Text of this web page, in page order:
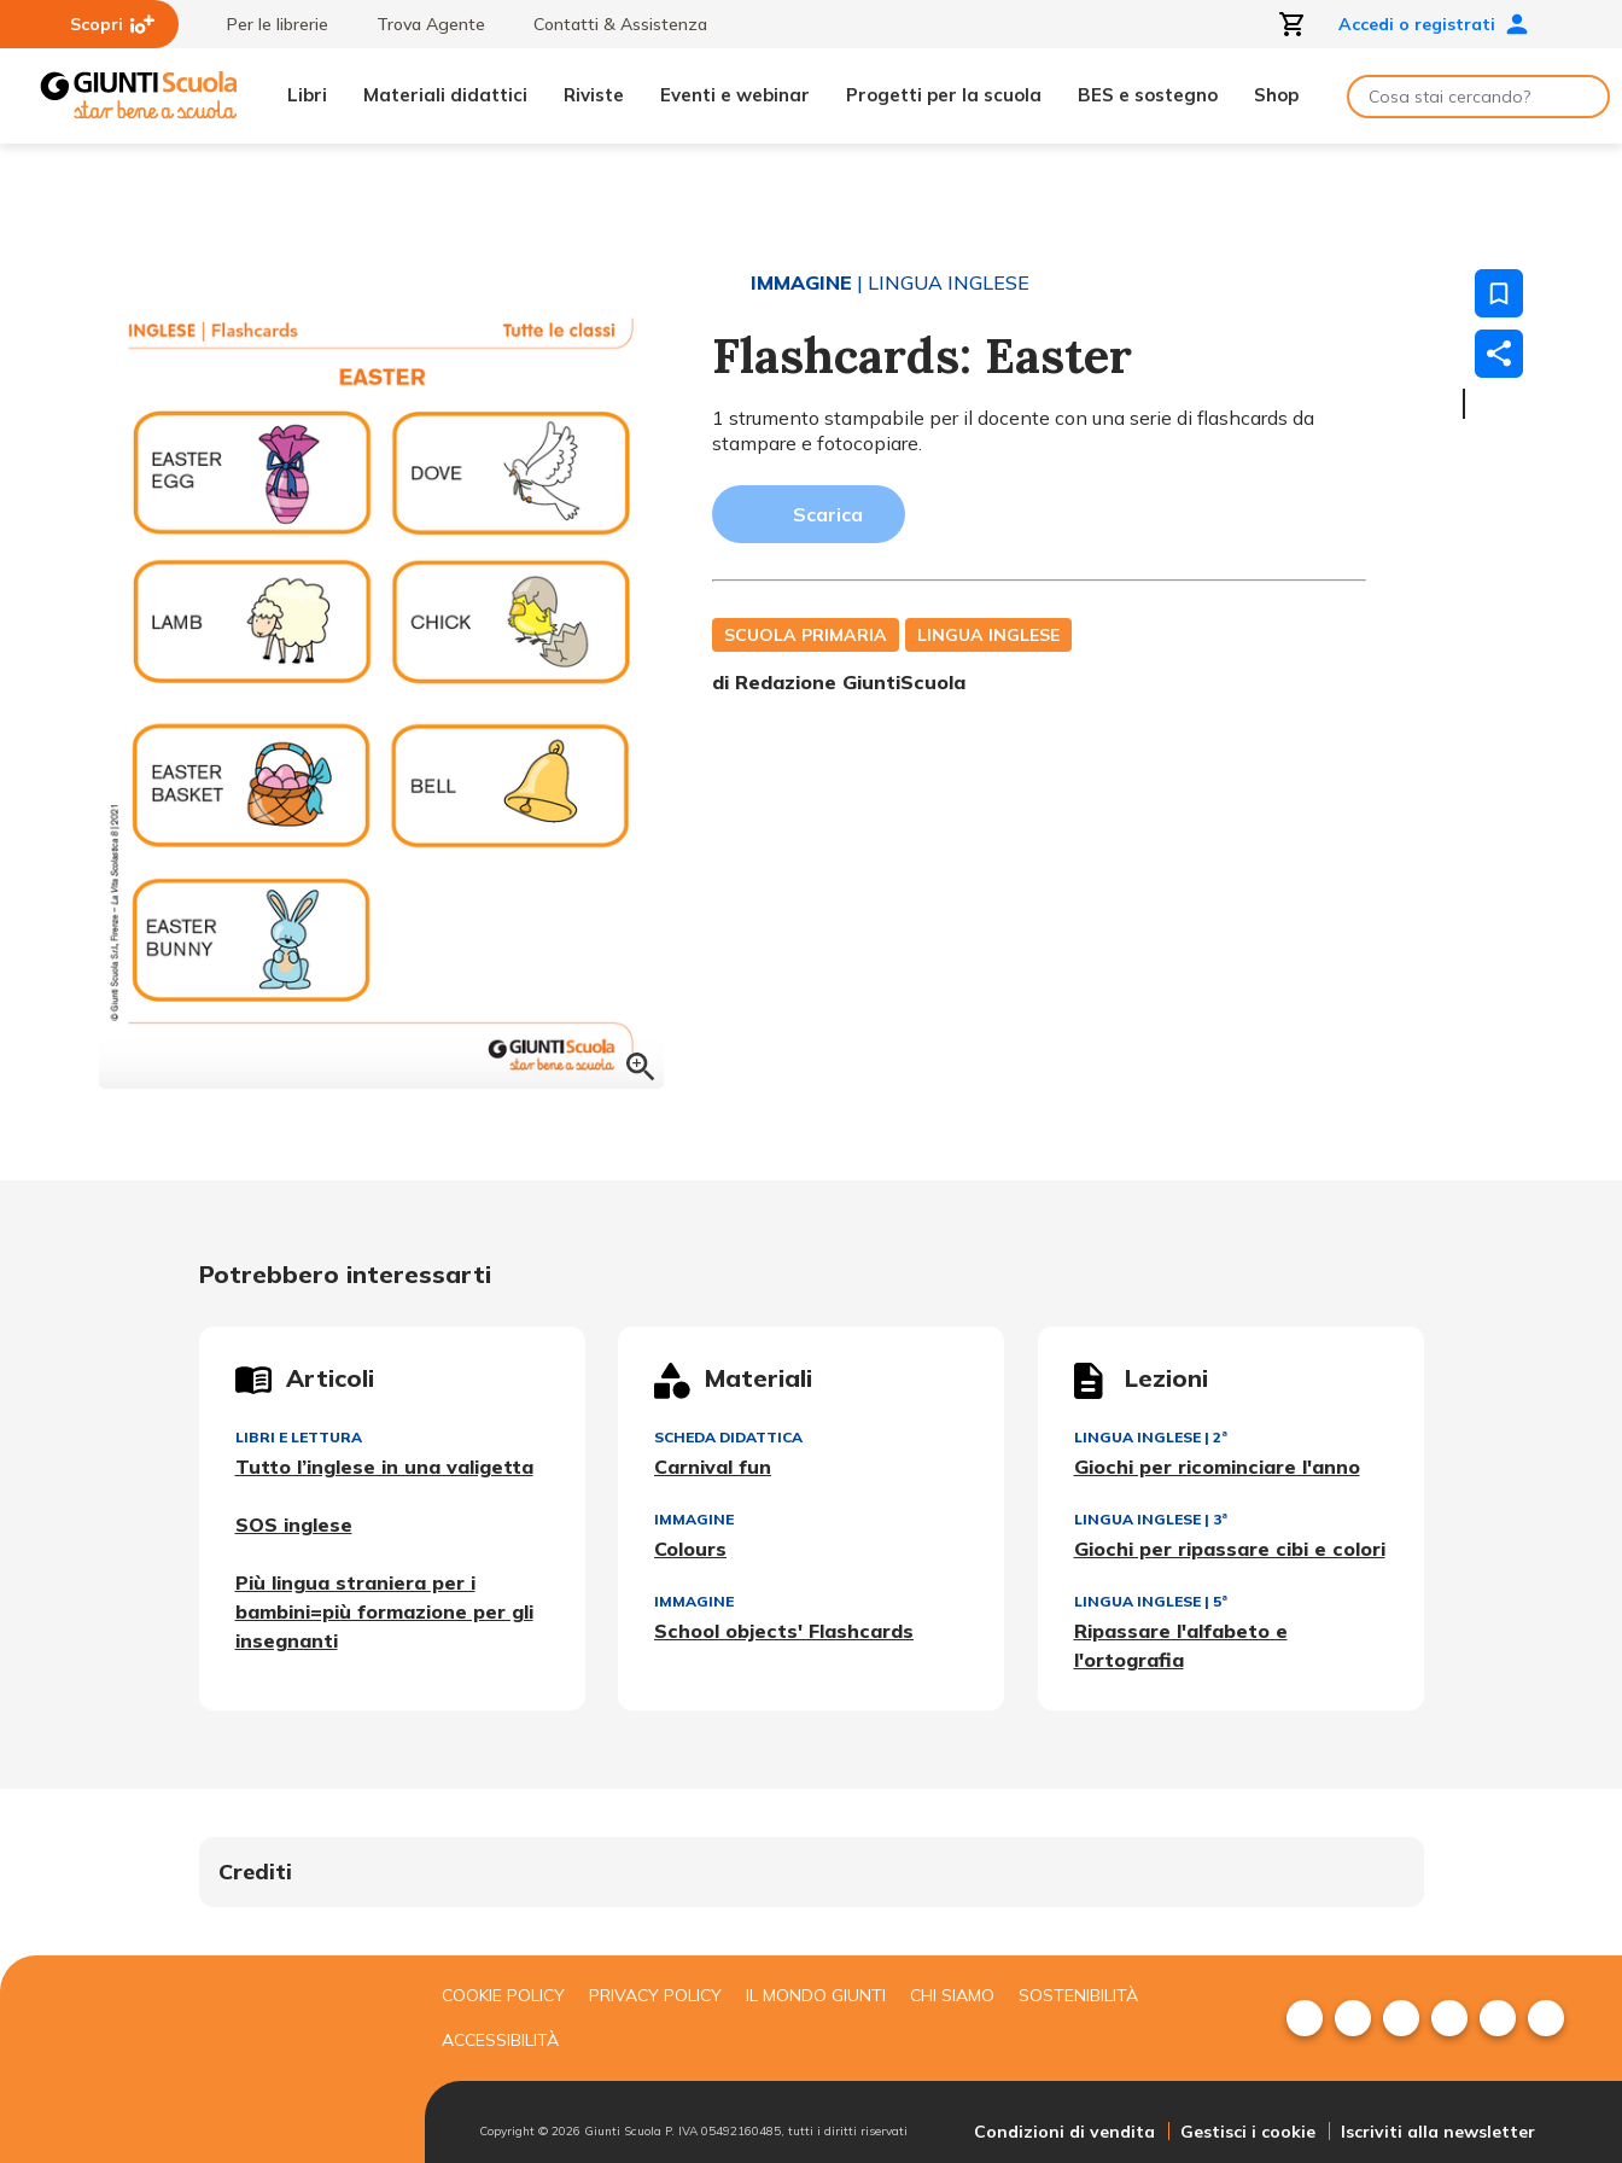
Scopri Per le librerie Trova Agente Contatti & Assistenza Accedi o registrati
Libri Materiali didattici Riviste Eventi e webinar Progetti per la scuola BES e sostegno Shop
IMMAGINE | LINGUA INGLESE
Flashcards: Easter
1 strumento stampabile per il docente con una serie di flashcards da
stampare e fotocopiare.
Scarica
SCUOLA PRIMARIA LINGUA INGLESE
di Redazione GiuntiScuola
Potrebbero interessarti
Articoli
LIBRI E LETTURA
Tutto l’inglese in una valigetta
SOS inglese
Più lingua straniera per i
bambini=più formazione per gli
insegnanti
Materiali
SCHEDA DIDATTICA
Carnival fun
IMMAGINE
Colours
IMMAGINE
School objects' Flashcards
Lezioni
LINGUA INGLESE| 2ª
Giochi per ricominciare l'anno
LINGUA INGLESE| 3ª
Giochi per ripassare cibi e colori
LINGUA INGLESE| 5ª
Ripassare l'alfabeto e
l'ortografia
Crediti
COOKIE POLICY PRIVACY POLICY IL MONDO GIUNTI CHI SIAMO SOSTENIBILITÀ
ACCESSIBILITÀ
Copyright © 2026 Giunti Scuola P. IVA 05492160485, tutti i diritti riservati Condizioni di vendita Gestisci i cookie Iscriviti alla newsletter